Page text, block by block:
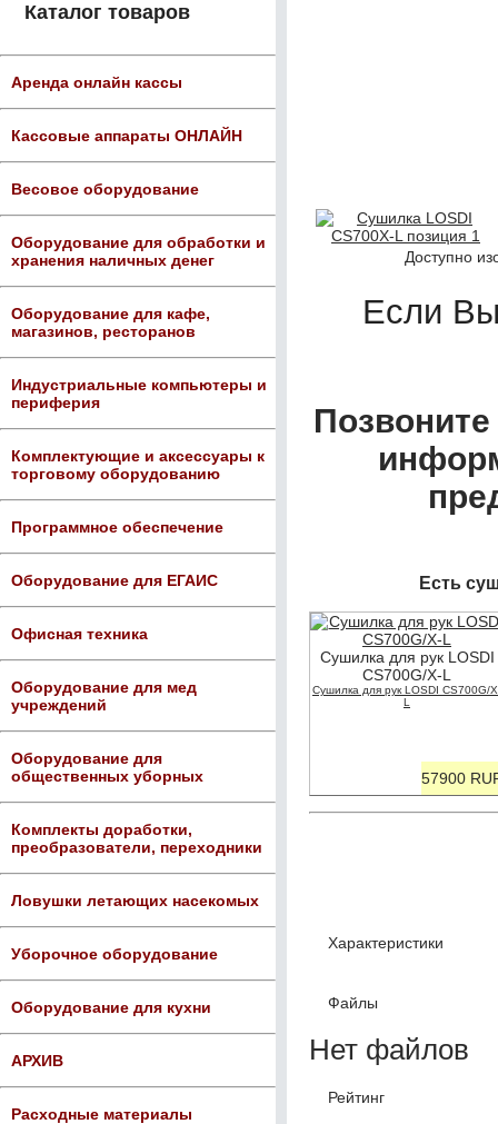
Каталог товаров
Аренда онлайн кассы
Кассовые аппараты ОНЛАЙН
Весовое оборудование
Оборудование для обработки и
хранения наличных денег
Оборудование для кафе,
магазинов, ресторанов
Индустриальные компьютеры и
периферия
Комплектующие и аксессуары к
торговому оборудованию
Программное обеспечение
Оборудование для ЕГАИС
Офисная техника
Оборудование для мед
учреждений
Оборудование для
общественных уборных
Комплекты доработки,
преобразователи, переходники
Ловушки летающих насекомых
Уборочное оборудование
Оборудование для кухни
АРХИВ
Расходные материалы
Доступно
Если
Есть
Сушилка для рук LOSDI
CS700G/X-L
Сушилка для рук LOSDI CS700G/
L
57900
Характеристики
Файлы
Нет файлов
Рейтинг